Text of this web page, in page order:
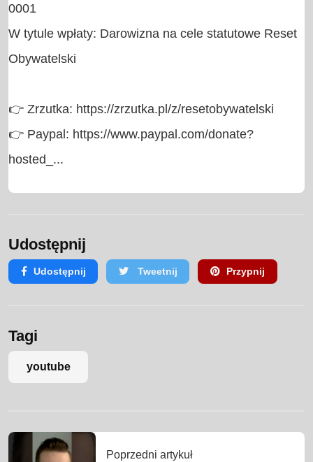
0001
W tytule wpłaty: Darowizna na cele statutowe Reset
Obywatelski
👉 Zrzutka: https://zrzutka.pl/z/resetobywatelski
👉 Paypal: https://www.paypal.com/donate?
hosted_...
Udostępnij
Udostępnij Tweetnij Przypnij
Tagi
youtube
Poprzedni artykuł